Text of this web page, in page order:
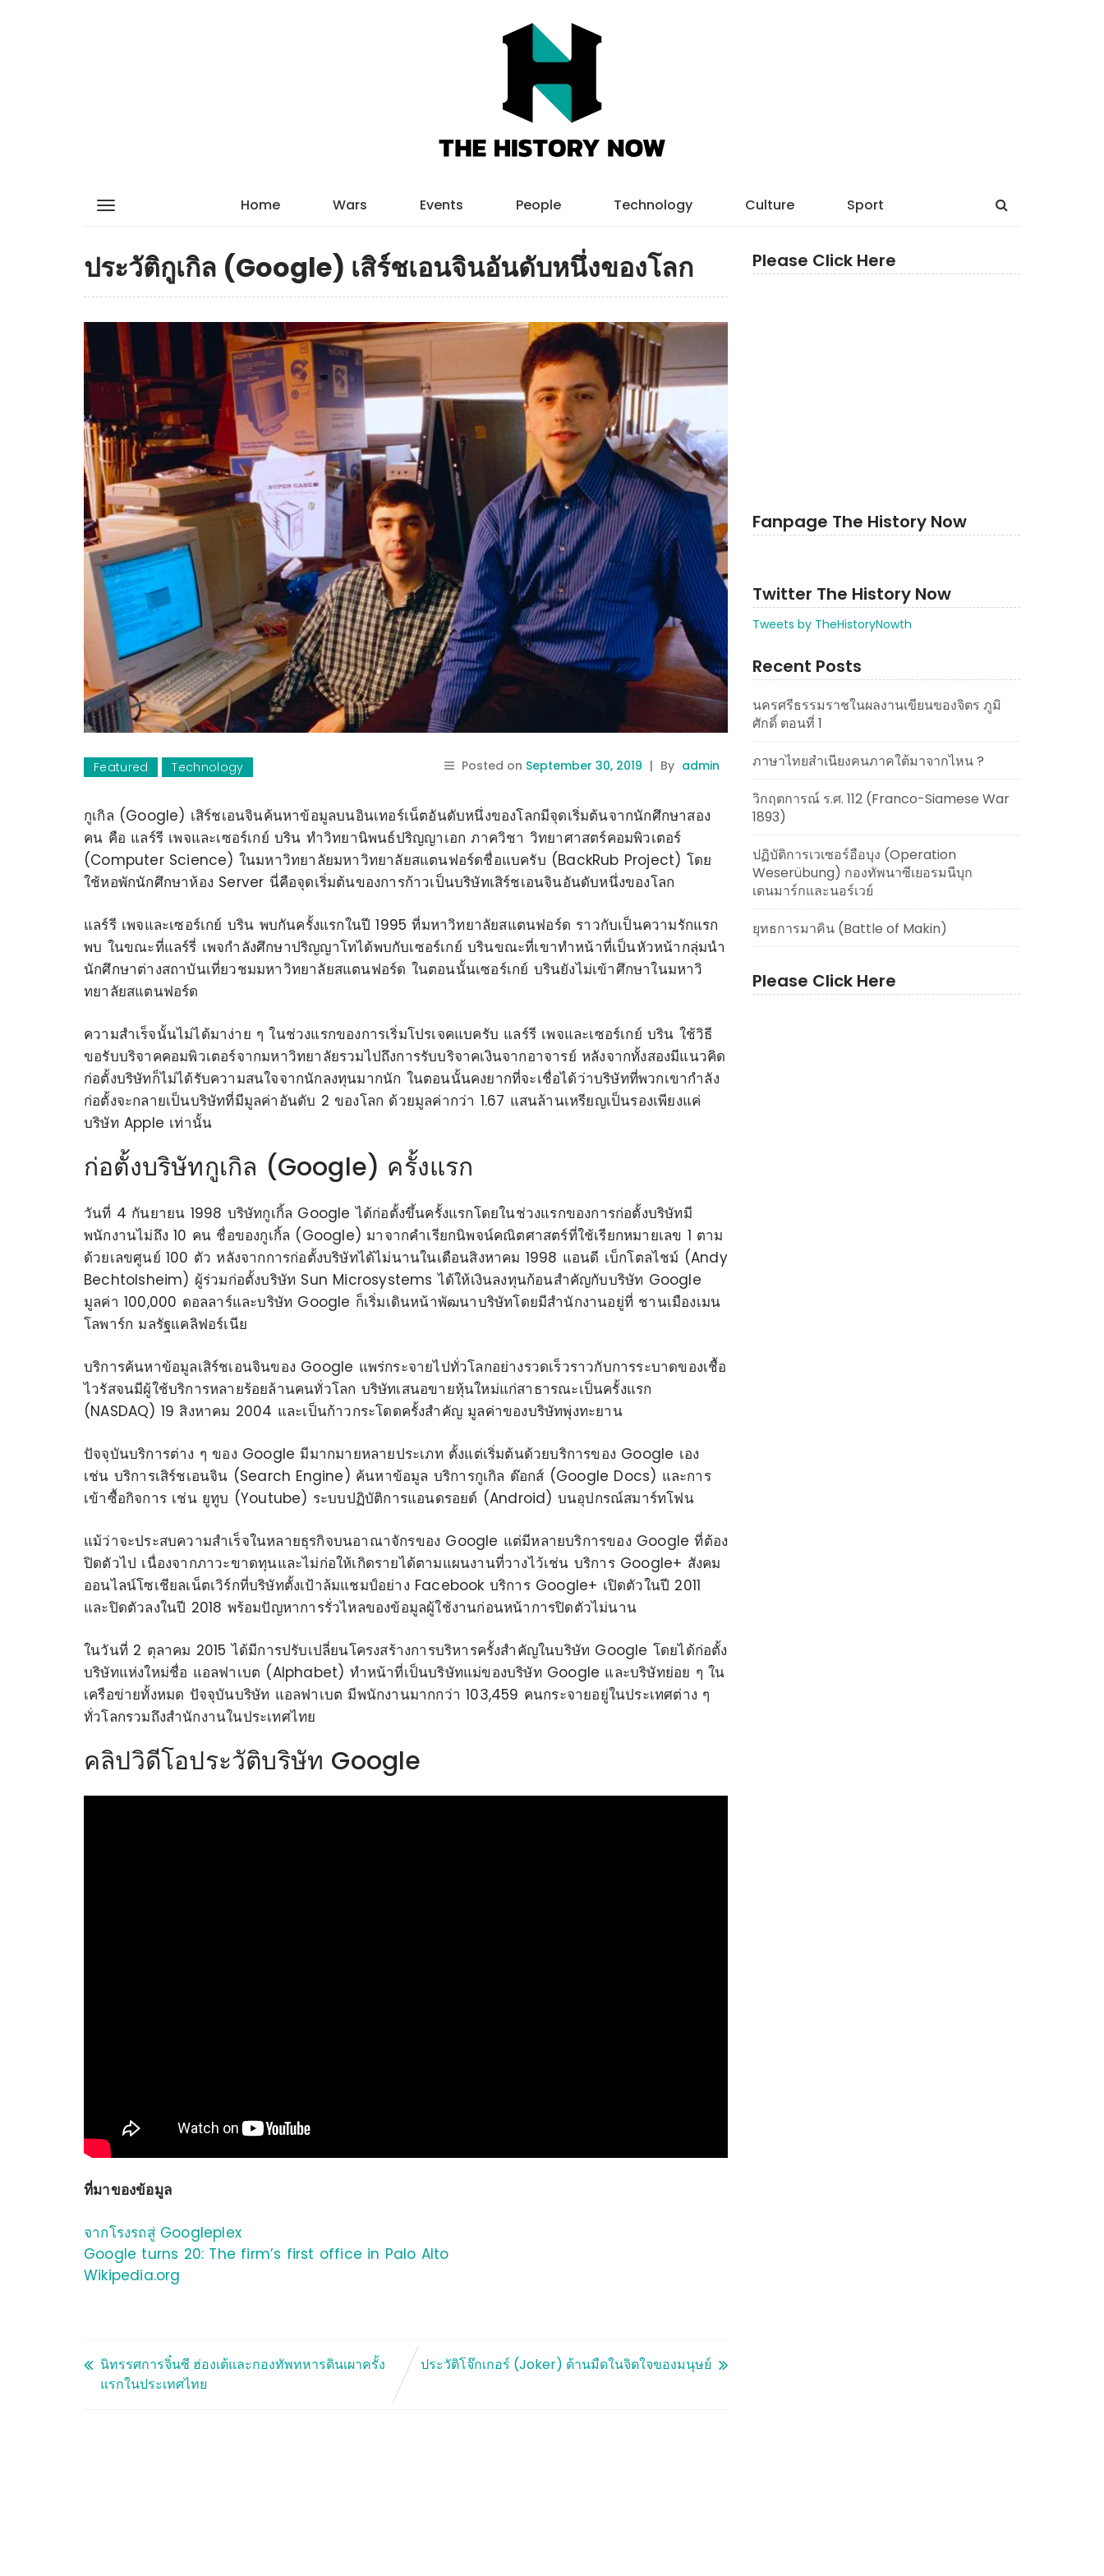
Home Wars Events People Technology Culture Sport
ประวัติกูเกิล (Google) เสิร์ชเอนจินอันดับหนึ่งของโลก
Featured Technology Posted on September 30, 2019 | By admin
กูเกิล (Google) เสิร์ชเอนจินค้นหาข้อมูลบนอินเทอร์เน็ตอันดับหนึ่งของโลกมีจุดเริ่มต้นจากนักศึกษาสอง
คน คือ แลร์รี เพจและเซอร์เกย์ บริน ทำวิทยานิพนธ์ปริญญาเอก ภาควิชา วิทยาศาสตร์คอมพิวเตอร์
(Computer Science) ในมหาวิทยาลัยมหาวิทยาลัยสแตนฟอร์ดชื่อแบครับ (BackRub Project) โดย
ใช้หอพักนักศึกษาห้อง Server นี่คือจุดเริ่มต้นของการก้าวเป็นบริษัทเสิร์ชเอนจินอันดับหนึ่งของโลก
แลร์รี เพจและเซอร์เกย์ บริน พบกันครั้งแรกในปี 1995 ที่มหาวิทยาลัยสแตนฟอร์ด ราวกับเป็นความรักแรก
พบ ในขณะที่แลร์รี่ เพจกำลังศึกษาปริญญาโทได้พบกับเซอร์เกย์ บรินขณะที่เขาทำหน้าที่เป็นหัวหน้ากลุ่มนำ
นักศึกษาต่างสถาบันเที่ยวชมมหาวิทยาลัยสแตนฟอร์ด ในตอนนั้นเซอร์เกย์ บรินยังไม่เข้าศึกษาในมหาวิ
ทยาลัยสแตนฟอร์ด
ความสำเร็จนั้นไม่ได้มาง่าย ๆ ในช่วงแรกของการเริ่มโปรเจคแบครับ แลร์รี เพจและเซอร์เกย์ บริน ใช้วิธี
ขอรับบริจาคคอมพิวเตอร์จากมหาวิทยาลัยรวมไปถึงการรับบริจาคเงินจากอาจารย์ หลังจากทั้งสองมีแนวคิด
ก่อตั้งบริษัทก็ไม่ได้รับความสนใจจากนักลงทุนมากนัก ในตอนนั้นคงยากที่จะเชื่อได้ว่าบริษัทที่พวกเขากำลัง
ก่อตั้งจะกลายเป็นบริษัทที่มีมูลค่าอันดับ 2 ของโลก ด้วยมูลค่ากว่า 1.67 แสนล้านเหรียญเป็นรองเพียงแค่
บริษัท Apple เท่านั้น
ก่อตั้งบริษัทกูเกิล (Google) ครั้งแรก
วันที่ 4 กันยายน 1998 บริษัทกูเกิ้ล Google ได้ก่อตั้งขึ้นครั้งแรกโดยในช่วงแรกของการก่อตั้งบริษัทมี
พนักงานไม่ถึง 10 คน ชื่อของกูเกิ้ล (Google) มาจากคำเรียกนิพจน์คณิตศาสตร์ที่ใช้เรียกหมายเลข 1 ตาม
ด้วยเลขศูนย์ 100 ตัว หลังจากการก่อตั้งบริษัทได้ไม่นานในเดือนสิงหาคม 1998 แอนดี เบ็กโตลไชม์ (Andy
Bechtolsheim) ผู้ร่วมก่อตั้งบริษัท Sun Microsystems ได้ให้เงินลงทุนก้อนสำคัญกับบริษัท Google
มูลค่า 100,000 ดอลลาร์และบริษัท Google ก็เริ่มเดินหน้าพัฒนาบริษัทโดยมีสำนักงานอยู่ที่ ชานเมืองเมน
โลพาร์ก มลรัฐแคลิฟอร์เนีย
บริการค้นหาข้อมูลเสิร์ชเอนจินของ Google แพร่กระจายไปทั่วโลกอย่างรวดเร็วราวกับการระบาดของเชื้อ
ไวรัสจนมีผู้ใช้บริการหลายร้อยล้านคนทั่วโลก บริษัทเสนอขายหุ้นใหม่แก่สาธารณะเป็นครั้งแรก
(NASDAQ) 19 สิงหาคม 2004 และเป็นก้าวกระโดดครั้งสำคัญ มูลค่าของบริษัทพุ่งทะยาน
ปัจจุบันบริการต่าง ๆ ของ Google มีมากมายหลายประเภท ตั้งแต่เริ่มต้นด้วยบริการของ Google เอง
เช่น บริการเสิร์ชเอนจิน (Search Engine) ค้นหาข้อมูล บริการกูเกิล ด๊อกส์ (Google Docs) และการ
เข้าซื้อกิจการ เช่น ยูทูบ (Youtube) ระบบปฏิบัติการแอนดรอยด์ (Android) บนอุปกรณ์สมาร์ทโฟน
แม้ว่าจะประสบความสำเร็จในหลายธุรกิจบนอาณาจักรของ Google แต่มีหลายบริการของ Google ที่ต้อง
ปิดตัวไป เนื่องจากภาวะขาดทุนและไม่ก่อให้เกิดรายได้ตามแผนงานที่วางไว้เช่น บริการ Google+ สังคม
ออนไลน์โซเชียลเน็ตเวิร์กที่บริษัทตั้งเป้าล้มแชมป์อย่าง Facebook บริการ Google+ เปิดตัวในปี 2011
และปิดตัวลงในปี 2018 พร้อมปัญหาการรั่วไหลของข้อมูลผู้ใช้งานก่อนหน้าการปิดตัวไม่นาน
ในวันที่ 2 ตุลาคม 2015 ได้มีการปรับเปลี่ยนโครงสร้างการบริหารครั้งสำคัญในบริษัท Google โดยได้ก่อตั้ง
บริษัทแห่งใหม่ชื่อ แอลฟาเบต (Alphabet) ทำหน้าที่เป็นบริษัทแม่ของบริษัท Google และบริษัทย่อย ๆ ใน
เครือข่ายทั้งหมด ปัจจุบันบริษัท แอลฟาเบต มีพนักงานมากกว่า 103,459 คนกระจายอยู่ในประเทศต่าง ๆ
ทั่วโลกรวมถึงสำนักงานในประเทศไทย
คลิปวิดีโอประวัติบริษัท Google
ที่มาของข้อมูล
จากโรงรถสู่ Googleplex
Google turns 20: The firm’s first office in Palo Alto
Wikipedia.org
นิทรรศการจิ๋นซี ฮ่องเต้และกองทัพทหารดินเผาครั้ง
แรกในประเทศไทย
ประวัติโจ๊กเกอร์ (Joker) ด้านมืดในจิตใจของมนุษย์
Please Click Here
Fanpage The History Now
Twitter The History Now
Tweets by TheHistoryNowth
Recent Posts
นครศรีธรรมราชในผลงานเขียนของจิตร ภูมิ
ศักดิ์ ตอนที่ 1
ภาษาไทยสำเนียงคนภาคใต้มาจากไหน ?
วิกฤตการณ์ ร.ศ. 112 (Franco-Siamese War
1893)
ปฏิบัติการเวเซอร์อือบุง (Operation
Weserübung) กองทัพนาซีเยอรมนีบุก
เดนมาร์กและนอร์เวย์
ยุทธการมาคิน (Battle of Makin)
Please Click Here